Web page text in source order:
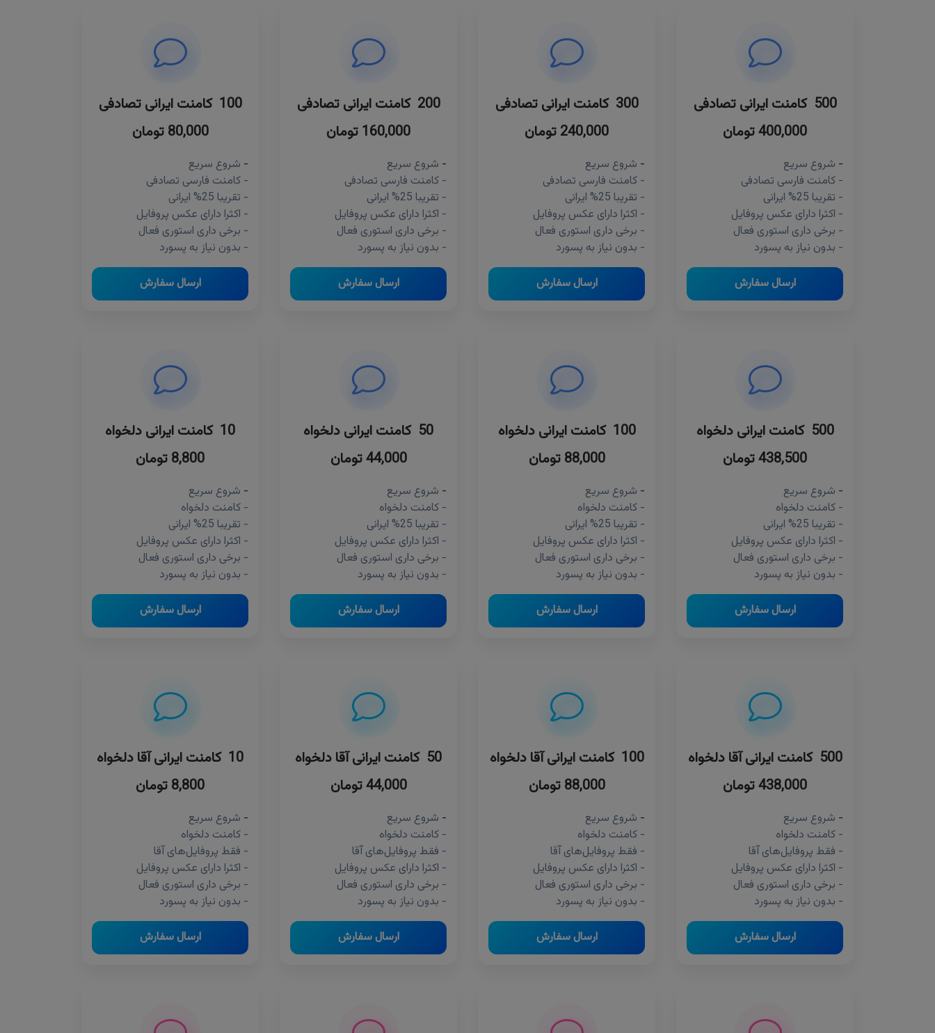
500 کامنت ایرانی تصادفی
400,000 تومان
- شروع سریع
- کامنت فارسی تصادفی
- تقریبا 25% ایرانی
- اکثرا دارای عکس پروفایل
- برخی داری استوری فعال
- بدون نیاز به پسورد
ارسال سفارش
300 کامنت ایرانی تصادفی
240,000 تومان
- شروع سریع
- کامنت فارسی تصادفی
- تقریبا 25% ایرانی
- اکثرا دارای عکس پروفایل
- برخی داری استوری فعال
- بدون نیاز به پسورد
ارسال سفارش
200 کامنت ایرانی تصادفی
160,000 تومان
- شروع سریع
- کامنت فارسی تصادفی
- تقریبا 25% ایرانی
- اکثرا دارای عکس پروفایل
- برخی داری استوری فعال
- بدون نیاز به پسورد
ارسال سفارش
100 کامنت ایرانی تصادفی
80,000 تومان
- شروع سریع
- کامنت فارسی تصادفی
- تقریبا 25% ایرانی
- اکثرا دارای عکس پروفایل
- برخی داری استوری فعال
- بدون نیاز به پسورد
ارسال سفارش
500 کامنت ایرانی دلخواه
438,500 تومان
- شروع سریع
- کامنت دلخواه
- تقریبا 25% ایرانی
- اکثرا دارای عکس پروفایل
- برخی داری استوری فعال
- بدون نیاز به پسورد
ارسال سفارش
100 کامنت ایرانی دلخواه
88,000 تومان
- شروع سریع
- کامنت دلخواه
- تقریبا 25% ایرانی
- اکثرا دارای عکس پروفایل
- برخی داری استوری فعال
- بدون نیاز به پسورد
ارسال سفارش
50 کامنت ایرانی دلخواه
44,000 تومان
- شروع سریع
- کامنت دلخواه
- تقریبا 25% ایرانی
- اکثرا دارای عکس پروفایل
- برخی داری استوری فعال
- بدون نیاز به پسورد
ارسال سفارش
10 کامنت ایرانی دلخواه
8,800 تومان
- شروع سریع
- کامنت دلخواه
- تقریبا 25% ایرانی
- اکثرا دارای عکس پروفایل
- برخی داری استوری فعال
- بدون نیاز به پسورد
ارسال سفارش
500 کامنت ایرانی آقا دلخواه
438,000 تومان
- شروع سریع
- کامنت دلخواه
- فقط پروفایل‌های آقا
- اکثرا دارای عکس پروفایل
- برخی داری استوری فعال
- بدون نیاز به پسورد
ارسال سفارش
100 کامنت ایرانی آقا دلخواه
88,000 تومان
- شروع سریع
- کامنت دلخواه
- فقط پروفایل‌های آقا
- اکثرا دارای عکس پروفایل
- برخی داری استوری فعال
- بدون نیاز به پسورد
ارسال سفارش
50 کامنت ایرانی آقا دلخواه
44,000 تومان
- شروع سریع
- کامنت دلخواه
- فقط پروفایل‌های آقا
- اکثرا دارای عکس پروفایل
- برخی داری استوری فعال
- بدون نیاز به پسورد
ارسال سفارش
10 کامنت ایرانی آقا دلخواه
8,800 تومان
- شروع سریع
- کامنت دلخواه
- فقط پروفایل‌های آقا
- اکثرا دارای عکس پروفایل
- برخی داری استوری فعال
- بدون نیاز به پسورد
ارسال سفارش